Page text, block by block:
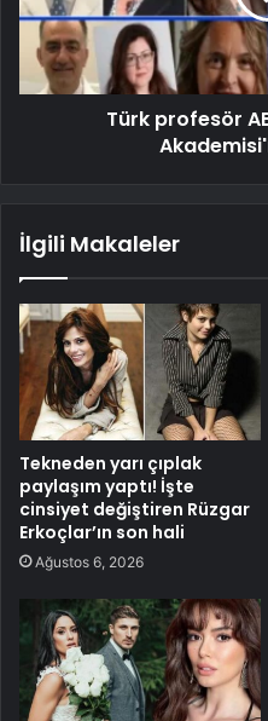
Türk profesör
İlgili Makaleler
Tekneden yarı çıplak
paylaşım yaptı! İşte
cinsiyet değiştiren Rüzgar
Erkoçlar’ın son hali
Ağustos 6, 2026